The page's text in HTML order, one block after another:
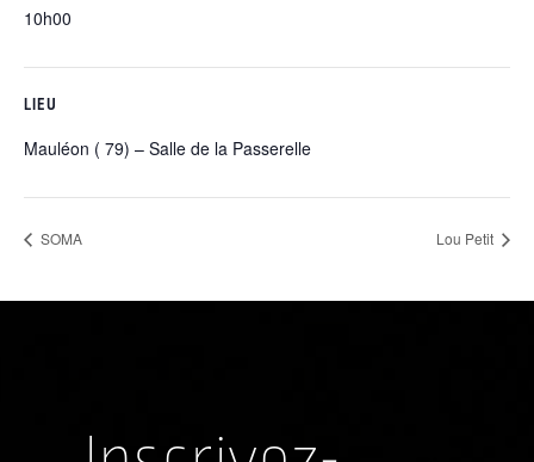
10h00
LIEU
Mauléon ( 79) – Salle de la Passerelle
SOMA Lou Petit